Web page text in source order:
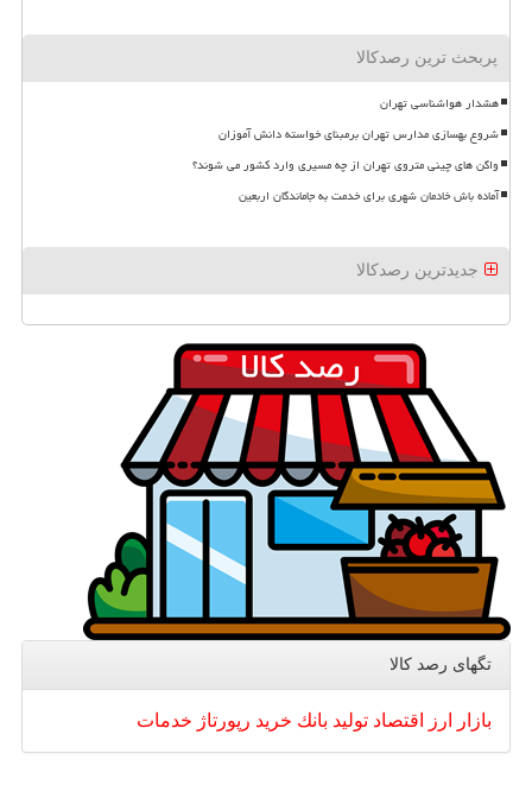
پربحث ترین رصدکالا
هشدار هواشناسی تهران
شروع بهسازی مدارس تهران برمبنای خواسته دانش آموزان
واگن های چینی متروی تهران از چه مسیری وارد کشور می شوند؟
آماده باش خادمان شهری برای خدمت به جاماندگان اربعین
جدیدترین رصدکالا
تگهای رصد كالا
بازار ارز اقتصاد تولید بانك خرید رپورتاژ خدمات